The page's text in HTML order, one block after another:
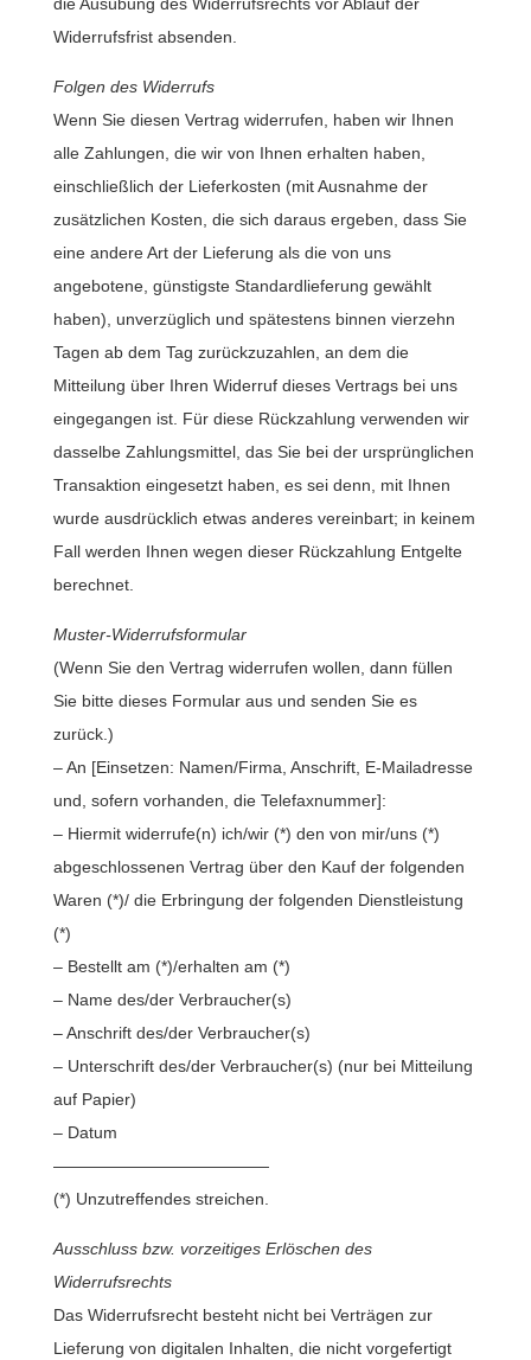
Widerrufsfrist absenden.
Folgen des Widerrufs
Wenn Sie diesen Vertrag widerrufen, haben wir Ihnen
alle Zahlungen, die wir von Ihnen erhalten haben,
einschließlich der Lieferkosten (mit Ausnahme der
zusätzlichen Kosten, die sich daraus ergeben, dass Sie
eine andere Art der Lieferung als die von uns
angebotene, günstigste Standardlieferung gewählt
haben), unverzüglich und spätestens binnen vierzehn
Tagen ab dem Tag zurückzuzahlen, an dem die
Mitteilung über Ihren Widerruf dieses Vertrags bei uns
eingegangen ist. Für diese Rückzahlung verwenden wir
dasselbe Zahlungsmittel, das Sie bei der ursprünglichen
Transaktion eingesetzt haben, es sei denn, mit Ihnen
wurde ausdrücklich etwas anderes vereinbart; in keinem
Fall werden Ihnen wegen dieser Rückzahlung Entgelte
berechnet.
Muster-Widerrufsformular
(Wenn Sie den Vertrag widerrufen wollen, dann füllen
Sie bitte dieses Formular aus und senden Sie es
zurück.)
– An [Einsetzen: Namen/Firma, Anschrift, E-Mailadresse
und, sofern vorhanden, die Telefaxnummer]:
– Hiermit widerrufe(n) ich/wir (*) den von mir/uns (*)
abgeschlossenen Vertrag über den Kauf der folgenden
Waren (*)/ die Erbringung der folgenden Dienstleistung
(*)
– Bestellt am (*)/erhalten am (*)
– Name des/der Verbraucher(s)
– Anschrift des/der Verbraucher(s)
– Unterschrift des/der Verbraucher(s) (nur bei Mitteilung
auf Papier)
– Datum
—————————————
(*) Unzutreffendes streichen.
Ausschluss bzw. vorzeitiges Erlöschen des
Widerrufsrechts
Das Widerrufsrecht besteht nicht bei Verträgen zur
Lieferung von digitalen Inhalten, die nicht vorgefertigt